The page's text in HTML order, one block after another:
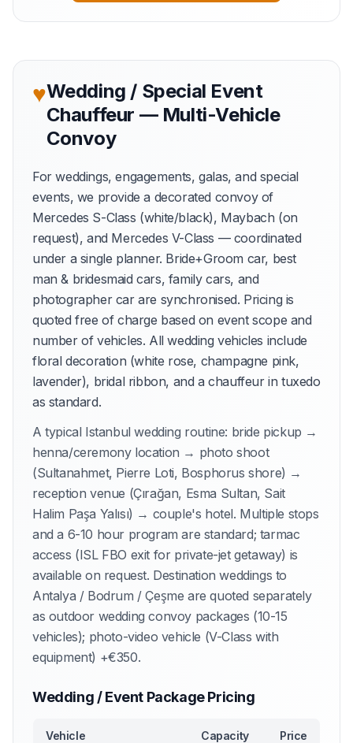
♥Wedding / Special Event
Chauffeur — Multi-Vehicle
Convoy
For weddings, engagements, galas, and special
events, we provide a decorated convoy of
Mercedes S-Class (white/black), Maybach (on
request), and Mercedes V-Class — coordinated
under a single planner. Bride+Groom car, best
man & bridesmaid cars, family cars, and
photographer car are synchronised. Pricing is
quoted free of charge based on event scope and
number of vehicles. All wedding vehicles include
floral decoration (white rose, champagne pink,
lavender), bridal ribbon, and a chauffeur in tuxedo
as standard.
A typical Istanbul wedding routine: bride pickup →
henna/ceremony location → photo shoot
(Sultanahmet, Pierre Loti, Bosphorus shore) →
reception venue (Çırağan, Esma Sultan, Sait
Halim Paşa Yalısı) → couple's hotel. Multiple stops
and a 6-10 hour program are standard; tarmac
access (ISL FBO exit for private-jet getaway) is
available on request. Destination weddings to
Antalya / Bodrum / Çeşme are quoted separately
as outdoor wedding convoy packages (10-15
vehicles); photo-video vehicle (V-Class with
equipment) +€350.
Wedding / Event Package Pricing
Vehicle Capacity Price